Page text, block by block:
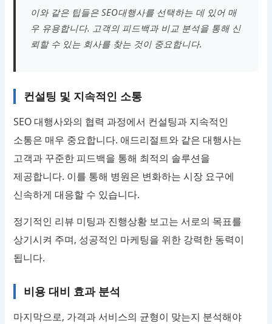
이와 같은 팁들은 SEO대행사를 선택하는 데 있어 매
우 유용합니다. 고객의 피드백과 비교 분석을 통해 신
뢰할 수 있는 회사를 찾는 것이 중요합니다.
컨설팅 및 지속적인 소통
SEO 대행사와의 협력 과정에서 컨설팅과 지속적인
소통은 매우 중요합니다. 애드리절트와 같은 대행사는
고객과 꾸준한 피드백을 통해 최적의 솔루션을
제공합니다. 이를 통해 병원은 변화하는 시장 요구에
신속하게 대응할 수 있습니다.
정기적인 리뷰 미팅과 진행상황 보고는 서로의 목표를
상기시켜 주며, 성공적인 마케팅을 위한 강력한 동력이
됩니다.
비용 대비 효과 분석
마지막으로, 가격과 서비스의 균형이 맞는지 분석해야